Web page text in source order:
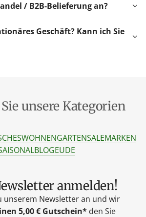
/ B2B-Belieferung an?
Geschäft? Kann ich Sie
Sie unsere Kategorien
WOHNENGARTENSALEMARKEN
BLOGEUDE
anmelden!
unserem Newsletter an und wir
5,00 € Gutschein* den Sie